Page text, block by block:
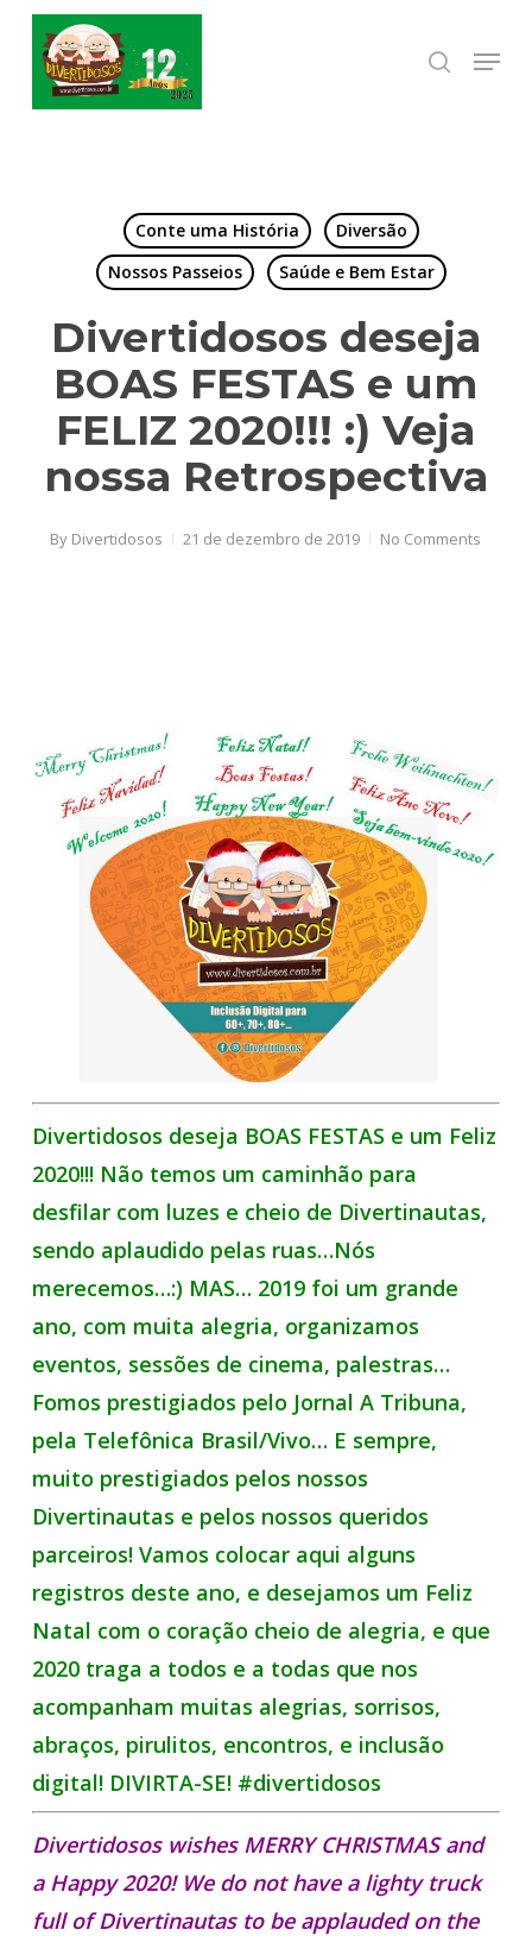
content
search
Menu
Conte uma História
Diversão
Nossos Passeios
Saúde e Bem Estar
Divertidosos deseja
BOAS FESTAS e um
FELIZ 2020!!! :) Veja
nossa Retrospectiva
By Divertidosos 21 de dezembro de 2019 No Comments
Divertidosos deseja BOAS FESTAS e um Feliz
2020!!! Não temos um caminhão para
desfilar com luzes e cheio de Divertinautas,
sendo aplaudido pelas ruas…Nós
merecemos…:) MAS… 2019 foi um grande
ano, com muita alegria, organizamos
eventos, sessões de cinema, palestras…
Fomos prestigiados pelo Jornal A Tribuna,
pela Telefônica Brasil/Vivo… E sempre,
muito prestigiados pelos nossos
Divertinautas e pelos nossos queridos
parceiros! Vamos colocar aqui alguns
registros deste ano, e desejamos um Feliz
Natal com o coração cheio de alegria, e que
2020 traga a todos e a todas que nos
acompanham muitas alegrias, sorrisos,
abraços, pirulitos, encontros, e inclusão
digital! DIVIRTA-SE! #divertidosos
Divertidosos wishes MERRY CHRISTMAS and
a Happy 2020! We do not have a lighty truck
full of Divertinautas to be applauded on the
Close